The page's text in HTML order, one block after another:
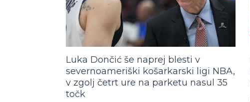
Luka Dončić še naprej blesti v
severnoameriški košarkarski ligi NBA,
v zgolj četrt ure na parketu nasul 35
točk